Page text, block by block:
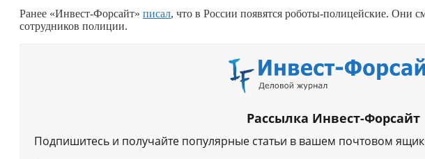
Ранее «Инвест-Форсайт» писал, что в России появятся роботы-полицейские. Они
сотрудников полиции.
Рассылка Инвест-Форсайт
Подпишитесь и получайте популярные статьи в вашем почтовом